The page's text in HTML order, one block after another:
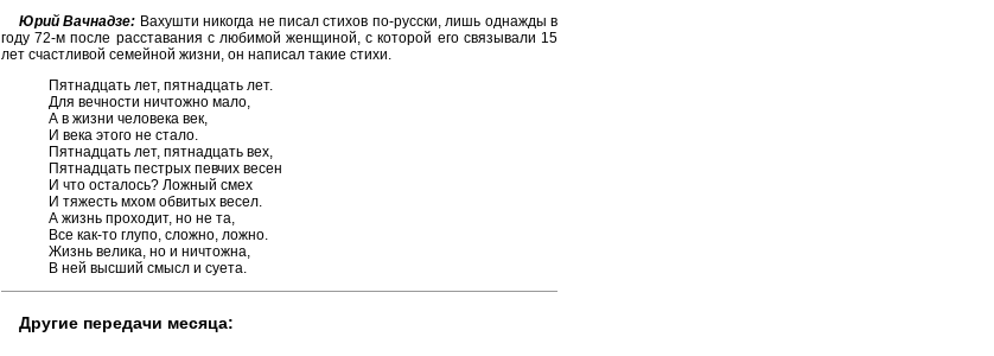
Юрий Вачнадзе: Вахушти никогда не писал стихов по-русски, лишь однажды в
году 72-м после расставания с любимой женщиной, с которой его связывали 15
лет счастливой семейной жизни, он написал такие стихи.
Пятнадцать лет, пятнадцать лет.
Для вечности ничтожно мало,
А в жизни человека век,
И века этого не стало.
Пятнадцать лет, пятнадцать вех,
Пятнадцать пестрых певчих весен
И что осталось? Ложный смех
И тяжесть мхом обвитых весел.
А жизнь проходит, но не та,
Все как-то глупо, сложно, ложно.
Жизнь велика, но и ничтожна,
В ней высший смысл и суета.
Другие передачи месяца: